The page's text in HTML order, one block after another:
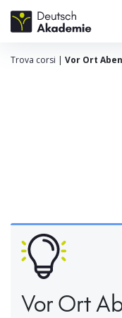
Trova corsi | Vor Ort
Vor Ort